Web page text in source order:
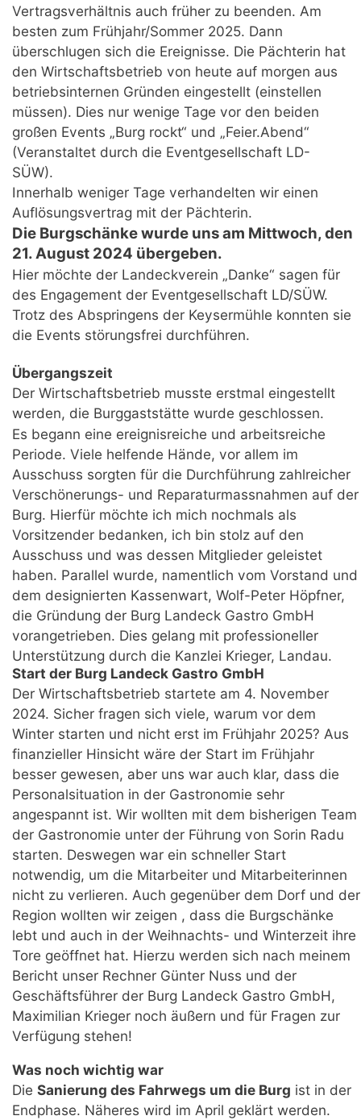
Vertragsverhältnis auch früher zu beenden. Am
besten zum Frühjahr/Sommer 2025. Dann
überschlugen sich die Ereignisse. Die Pächterin hat
den Wirtschaftsbetrieb von heute auf morgen aus
betriebsinternen Gründen eingestellt (einstellen
müssen). Dies nur wenige Tage vor den beiden
großen Events „Burg rockt“ und „Feier.Abend“
(Veranstaltet durch die Eventgesellschaft LD-
SÜW).
Innerhalb weniger Tage verhandelten wir einen
Auflösungsvertrag mit der Pächterin.
Die Burgschänke wurde uns am Mittwoch, den
21. August 2024 übergeben.
Hier möchte der Landeckverein „Danke“ sagen für
des Engagement der Eventgesellschaft LD/SÜW.
Trotz des Abspringens der Keysermühle konnten sie
die Events störungsfrei durchführen.
Übergangszeit
Der Wirtschaftsbetrieb musste erstmal eingestellt
werden, die Burggaststätte wurde geschlossen.
Es begann eine ereignisreiche und arbeitsreiche
Periode. Viele helfende Hände, vor allem im
Ausschuss sorgten für die Durchführung zahlreicher
Verschönerungs- und Reparaturmassnahmen auf der
Burg. Hierfür möchte ich mich nochmals als
Vorsitzender bedanken, ich bin stolz auf den
Ausschuss und was dessen Mitglieder geleistet
haben. Parallel wurde, namentlich vom Vorstand und
dem designierten Kassenwart, Wolf-Peter Höpfner,
die Gründung der Burg Landeck Gastro GmbH
vorangetrieben. Dies gelang mit professioneller
Unterstützung durch die Kanzlei Krieger, Landau.
Start der Burg Landeck Gastro GmbH
Der Wirtschaftsbetrieb startete am 4. November
2024. Sicher fragen sich viele, warum vor dem
Winter starten und nicht erst im Frühjahr 2025? Aus
finanzieller Hinsicht wäre der Start im Frühjahr
besser gewesen, aber uns war auch klar, dass die
Personalsituation in der Gastronomie sehr
angespannt ist. Wir wollten mit dem bisherigen Team
der Gastronomie unter der Führung von Sorin Radu
starten. Deswegen war ein schneller Start
notwendig, um die Mitarbeiter und Mitarbeiterinnen
nicht zu verlieren. Auch gegenüber dem Dorf und der
Region wollten wir zeigen , dass die Burgschänke
lebt und auch in der Weihnachts- und Winterzeit ihre
Tore geöffnet hat. Hierzu werden sich nach meinem
Bericht unser Rechner Günter Nuss und der
Geschäftsführer der Burg Landeck Gastro GmbH,
Maximilian Krieger noch äußern und für Fragen zur
Verfügung stehen!
Was noch wichtig war
Die Sanierung des Fahrwegs um die Burg ist in der
Endphase. Näheres wird im April geklärt werden.